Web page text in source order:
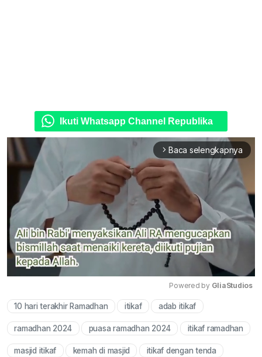
Ikuti Whatsapp Channel Republika
arrow_forward_ios Baca selengkapnya
Powered by GliaStudios
10 hari terakhir Ramadhan itikaf adab itikaf
ramadhan 2024 puasa ramadhan 2024 itikaf ramadhan
masjid itikaf kemah di masjid itikaf dengan tenda